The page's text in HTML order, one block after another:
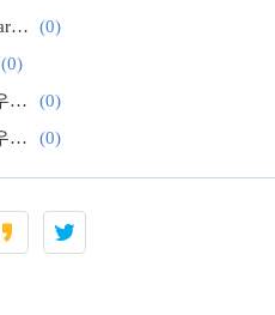
Epilogue of Microsoft Student Partner
(0)
(0)
[Public] 오감으로 배우는 윈도우폰 7 (4) Designing WP7
(0)
[Public] 오감으로 배우는 윈도우폰 7 (3) Navigating WP7
(0)
[Public] 오감으로 배우는 윈도우폰 7 (2) Feeling WP7
(0)
Qualcomm IT tour 10기를 모집합니다.
(0)